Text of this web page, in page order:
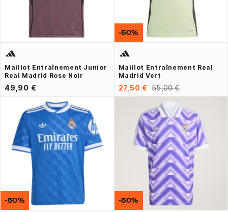
Maillot Entraînement Junior
Real Madrid Rose Noir
49,90 €
Maillot Entraînement Real
Madrid Vert
27,50 € 55,00 €
-50%
-50% -50%